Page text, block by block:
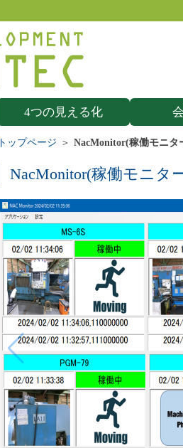
4つの見える化
トップページ NacMonitor(稼働モニタ
NacMonitor(稼働モニタ